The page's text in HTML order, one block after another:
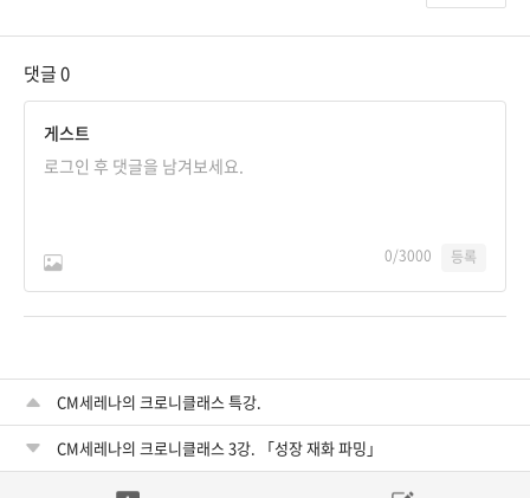
댓글0
게스트
0/3000 등록
CM세레나의 크로니클래스 특강.
CM세레나의 크로니클래스 3강. 「성장 재화 파밍」